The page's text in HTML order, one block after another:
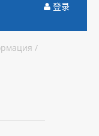
登录
/